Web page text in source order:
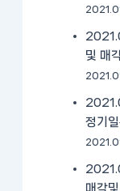
및 매
정기
매각